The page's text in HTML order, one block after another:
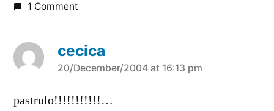
1 Comment
cecica
says:
20/December/2004 at 16:13 pm
pastrulo!!!!!!!!!!!…